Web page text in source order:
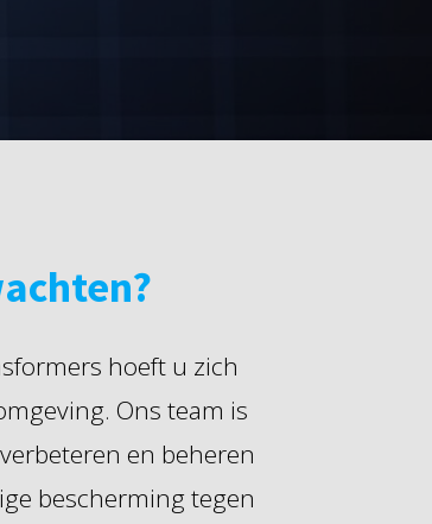
hoeft u zich
Ons team is
en beheren
bescherming tegen